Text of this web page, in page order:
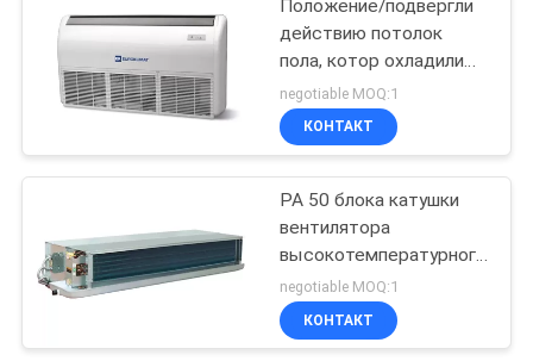
Положение/подвергли
действию потолок
пола, котор охладили
блок катушки
вентилятора воды
negotiable MOQ:1
КОНТАКТ
PA 50 блока катушки
вентилятора
высокотемпературного
двойного рядка трубы
4 горизонтальное ESP
negotiable MOQ:1
КОНТАКТ